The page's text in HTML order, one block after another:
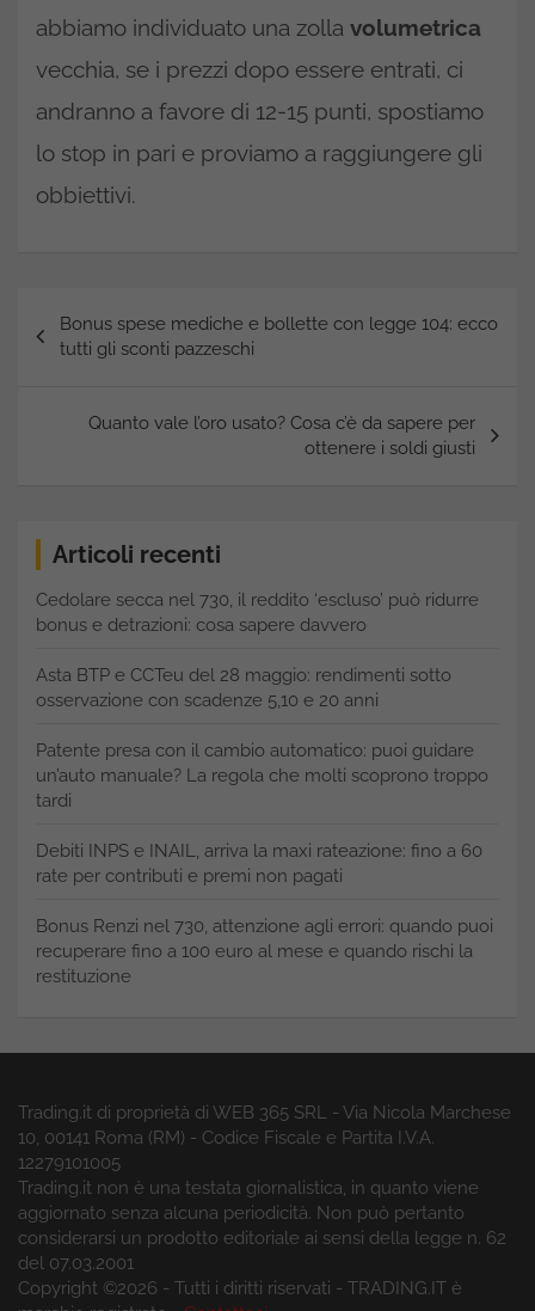
abbiamo individuato una zolla volumetrica
vecchia, se i prezzi dopo essere entrati, ci
andranno a favore di 12-15 punti, spostiamo
lo stop in pari e proviamo a raggiungere gli
obbiettivi.
articoli
Bonus spese mediche e bollette con legge 104: ecco
tutti gli sconti pazzeschi
Quanto vale l’oro usato? Cosa c’è da sapere per
ottenere i soldi giusti
Articoli recenti
Cedolare secca nel 730, il reddito ‘escluso’ può ridurre
bonus e detrazioni: cosa sapere davvero
Asta BTP e CCTeu del 28 maggio: rendimenti sotto
osservazione con scadenze 5,10 e 20 anni
Patente presa con il cambio automatico: puoi guidare
un’auto manuale? La regola che molti scoprono troppo
tardi
Debiti INPS e INAIL, arriva la maxi rateazione: fino a 60
rate per contributi e premi non pagati
Bonus Renzi nel 730, attenzione agli errori: quando puoi
recuperare fino a 100 euro al mese e quando rischi la
restituzione
Trading.it di proprietà di WEB 365 SRL - Via Nicola Marchese
10, 00141 Roma (RM) - Codice Fiscale e Partita I.V.A.
12279101005
Trading.it non è una testata giornalistica, in quanto viene
aggiornato senza alcuna periodicità. Non può pertanto
considerarsi un prodotto editoriale ai sensi della legge n. 62
del 07.03.2001
Copyright ©2026 - Tutti i diritti riservati - TRADING.IT è